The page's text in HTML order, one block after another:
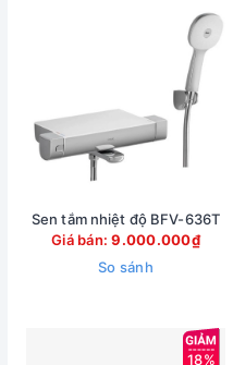
Sen tắm nhiệt độ BFV-636T
Giá bán:9.000.000₫
So sánh
18%